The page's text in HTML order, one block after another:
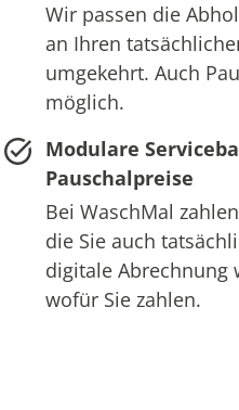
Wir passen die
an Ihren
umgekehrt. Auch
möglich.
Modulare
Pauschalpreise
Bei WaschMal
die Sie auch
digitale Abrechnung
wofür Sie zahlen.